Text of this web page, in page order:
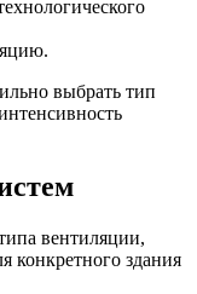
выбрать тип
вентиляции,
конкретного здания